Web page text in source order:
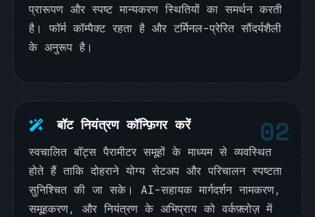
प्रारूपण और स्पष्ट मान्यकरण स्थितियों का समर्थन करती
है। फॉर्म कॉम्पैक्ट रहता है और टर्मिनल-प्रेरित सौंदर्यशैली
के अनुरूप है।
02
बॉट नियंत्रण कॉन्फ़िगर करें
स्वचालित बॉट्स पैरामीटर समूहों के माध्यम से व्यवस्थित
होते हैं ताकि दोहराने योग्य सेटअप और परिचालन स्पष्टता
सुनिश्चित की जा सके। AI-सहायक मार्गदर्शन नामकरण,
समूहकरण, और नियंत्रण के अभिप्राय को वर्कफ़्लोज़ में